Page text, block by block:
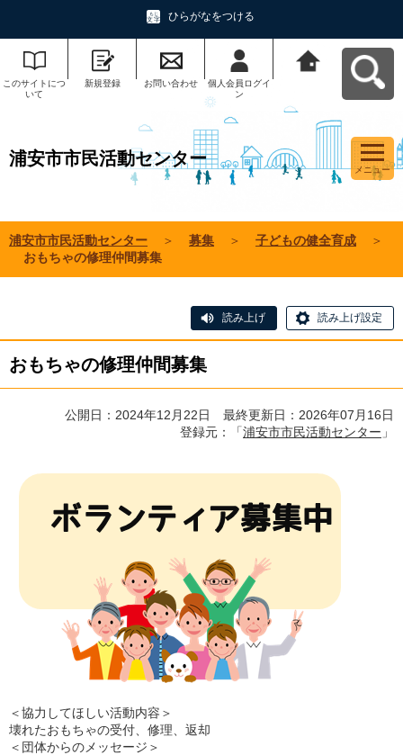
ひらがなをつける
このサイトにつ
いて
新規登録 お問い合わせ
個人会員ログイ
ン
浦安市市民活動センター
メニュー
浦安市市民活動センター ＞ 募集 ＞ 子どもの健全育成
＞
おもちゃの修理仲間募集
読み上げ 読み上げ設定
おもちゃの修理仲間募集
公開日：2024年12月22日 最終更新日：2026年07月16日
登録元：「浦安市市民活動センター 」
＜協力してほしい活動内容＞
壊れたおもちゃの受付、修理、返却
＜団体からのメッセージ＞